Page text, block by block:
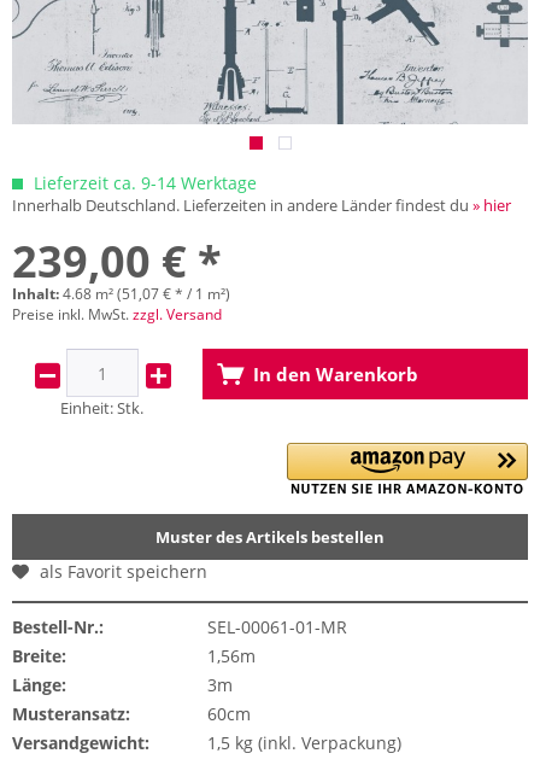
Lieferzeit ca. 9-14 Werktage
Innerhalb Deutschland. Lieferzeiten in andere Länder findest du » hier
239,00 € *
Inhalt:4.68 m² (51,07 € * / 1 m²)
Preise inkl. MwSt.zzgl. Versand
Einheit:Stk.
In den Warenkorb
Muster des Artikels bestellen
als Favorit speichern
Bestell-Nr.:
SEL-00061-01-MR
Breite:
1,56m
Länge:
3m
Musteransatz:
60cm
Versandgewicht:
1,5 kg (inkl. Verpackung)